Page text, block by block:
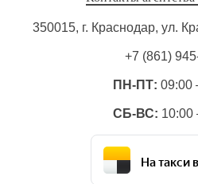
350015, г. Краснодар, ул.
+7 (861)
ПН-ПТ: 09:00
СБ-ВС:
На такси